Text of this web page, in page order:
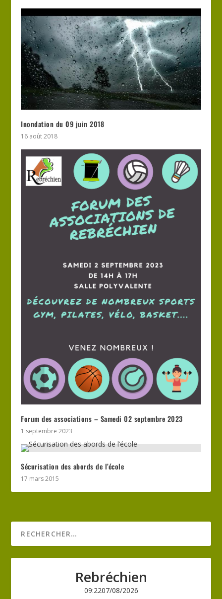
Inondation du 09 juin 2018
16 août 2018
Forum des associations – Samedi 02 septembre 2023
1 septembre 2023
Sécurisation des abords de l’école
17 mars 2015
Rebréchien
09:2207/08/2026